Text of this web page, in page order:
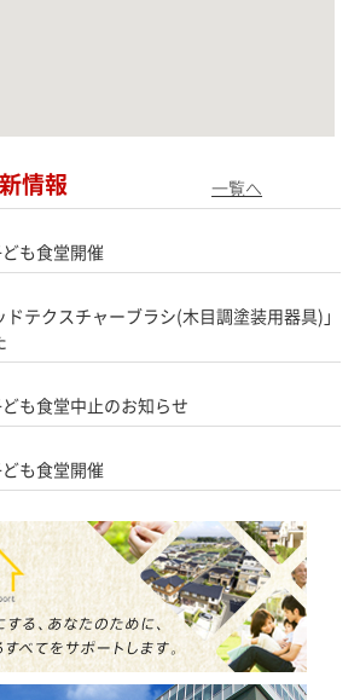
情報 一覧へ
も食堂開催
テクスチャーブラシ(木目調塗装用器具)」
も食堂中止のお知らせ
も食堂開催